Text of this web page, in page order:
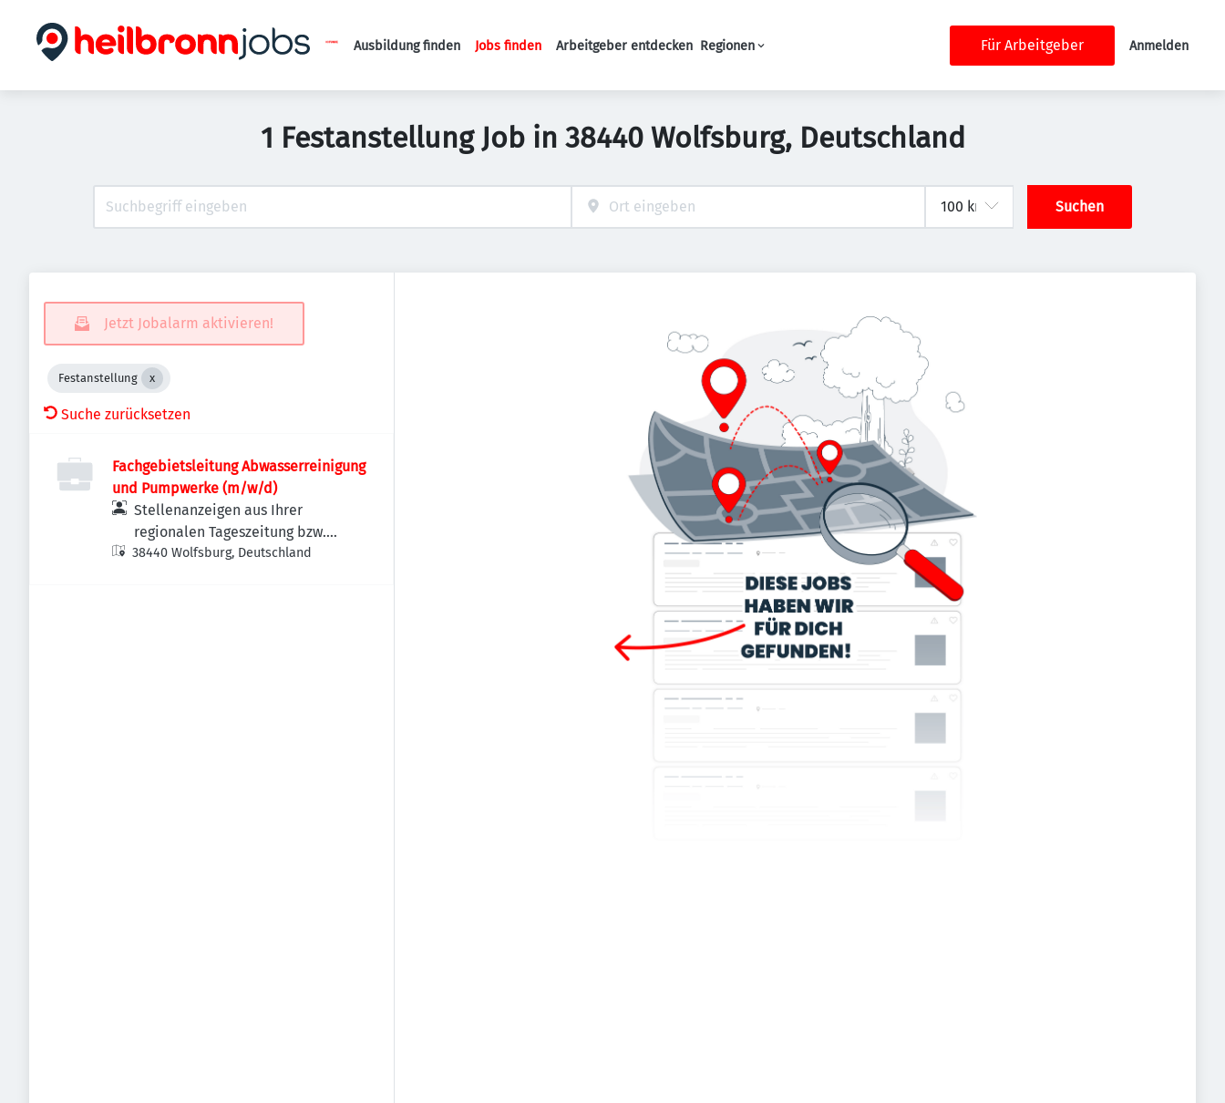
Haupt-Navigation
Ausbildung finden Jobs finden Arbeitgeber entdecken Regionen Für Arbeitgeber Anmelden
1 Festanstellung Job in 38440 Wolfsburg, Deutschland
Suchen
Jetzt Jobalarm aktivieren!
Festanstellung
Suche zurücksetzen
Fachgebietsleitung Abwasserreinigung
und Pumpwerke (m/w/d)
Stellenanzeigen aus Ihrer
regionalen Tageszeitung bzw.
Anzeigenzeitung
38440 Wolfsburg, Deutschland